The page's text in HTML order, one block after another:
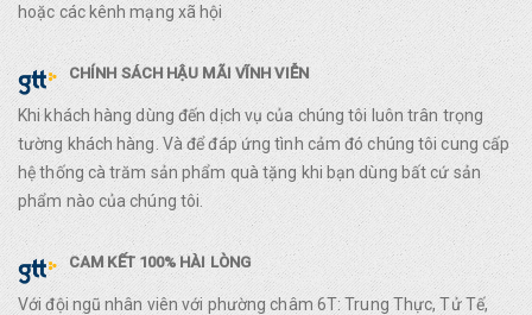
hoặc các kênh mạng xã hội
CHÍNH SÁCH HẬU MÃI VĨNH VIỄN
Khi khách hàng dùng đến dịch vụ của chúng tôi luôn trân trọng
tường khách hàng. Và để đáp ứng tình cảm đó chúng tôi cung cấp
hệ thống cà trăm sản phẩm quà tặng khi bạn dùng bất cứ sản
phẩm nào của chúng tôi.
CAM KẾT 100% HÀI LÒNG
Với đội ngũ nhân viên với phường châm 6T: Trung Thực, Tử Tế,